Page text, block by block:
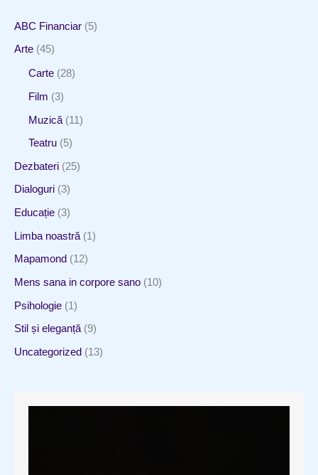
ABC Financiar (5)
Arte (45)
Carte (28)
Film (3)
Muzică (11)
Teatru (5)
Dezbateri (25)
Dialoguri (3)
Educație (3)
Limba noastră (1)
Mapamond (12)
Mens sana in corpore sano (10)
Psihologie (1)
Stil și eleganță(9)
Uncategorized (13)